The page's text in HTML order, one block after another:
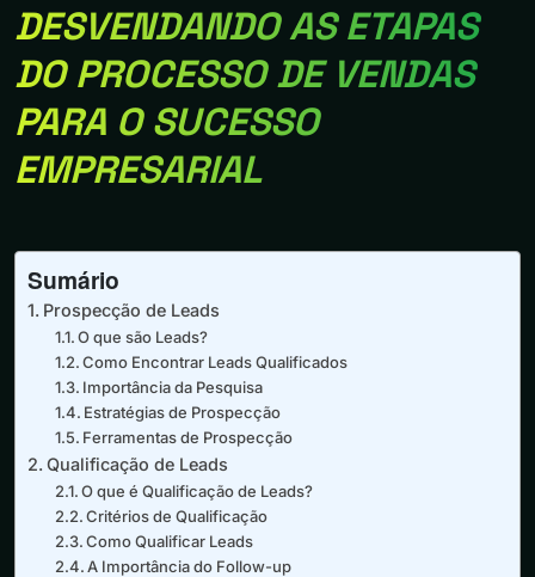
DESVENDANDO AS ETAPAS
DO PROCESSO DE VENDAS
PARA O SUCESSO
EMPRESARIAL
Sumário
Prospecção de Leads
O que são Leads?
Como Encontrar Leads Qualificados
Importância da Pesquisa
Estratégias de Prospecção
Ferramentas de Prospecção
Qualificação de Leads
O que é Qualificação de Leads?
Critérios de Qualificação
Como Qualificar Leads
A Importância do Follow-up